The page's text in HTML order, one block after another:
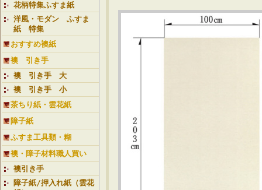
花柄特集ふすま紙
洋風・モダン ふすま
紙 特集
おすすめ襖紙
襖 引き手
襖 引き手 大
襖 引き手 小
茶ちり紙・雲花紙
障子紙
ふすま工具類・糊
襖・障子材料職人買い
襖引き手
障子紙/押入れ紙（雲花